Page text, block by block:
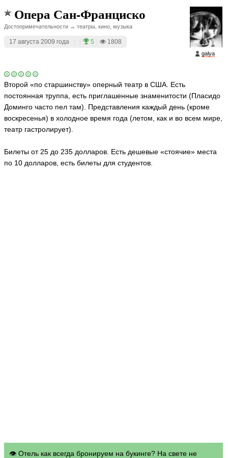
galya
Опера Сан-Франциско
Достопримечательности → театры, кино, музыка
17 августа 2009 года 5 1808
Второй «по старшинству» оперный театр в США. Есть
постоянная труппа, есть приглашенные знаменитости (Пласидо
Доминго часто пел там). Представления каждый день (кроме
воскресенья) в холодное время года (летом, как и во всем мире,
театр гастролирует).
Билеты от 25 до 235 долларов. Есть дешевые «стоячие» места
по 10 долларов, есть билеты для студентов.
👁 Отель как всегда бронируем на букинге? На свете не